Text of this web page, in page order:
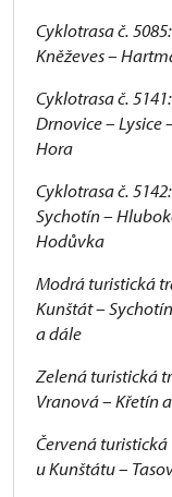
Cyklotrasa č.
Kněževes –
Cyklotrasa č.
Drnovice – Lysice
Hora
Cyklotrasa č.
Sychotín –
Hodůvka
Modrá turistická
Kunštát –
a dále
Zelená turistická
Vranová – Křetín
Červená
u Kunštátu –